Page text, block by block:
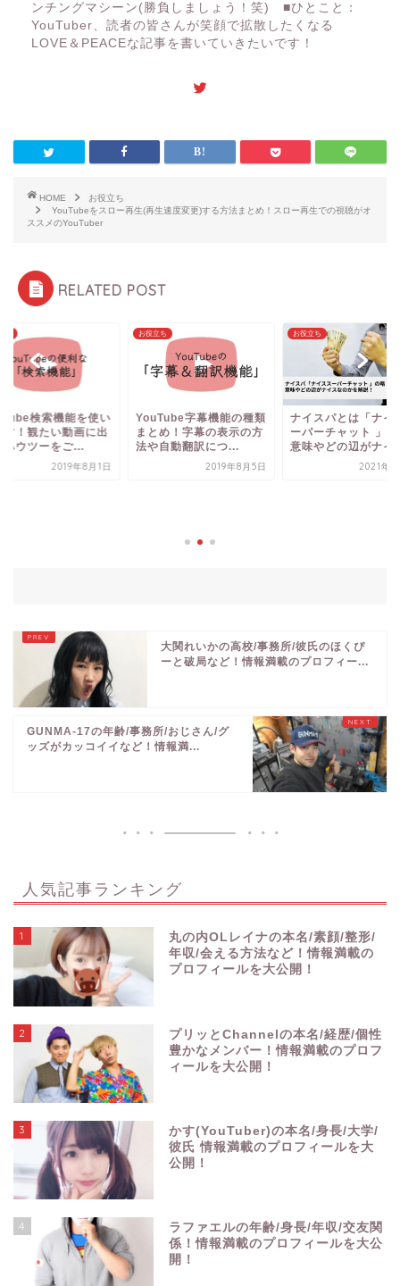
ンチングマシーン(勝負しましょう！笑) ■ひとこと：
YouTuber、読者の皆さんが笑顔で拡散したくなる
LOVE＆PEACEな記事を書いていきたいです！
HOME
お役立ち
YouTubeをスロー再生(再生速度変更)する方法まとめ！スロー再生での視聴がオ
ススメのYouTuber
RELATED POST
字幕機能の種類
め！字幕の表示の方
自動翻訳につ...
2019年8月5日
お役立ち
ナイスパとは「ナイスス
ーパーチャット 」の略！
意味やどの辺がナイス...
2021年6月9日
お役立ち
大関れいかの高校/事務所/彼氏のほくぴ
ーと破局など！情報満載のプロフィー...
GUNMA-17の年齢/事務所/おじさん/グ
ッズがカッコイイなど！情報満...
人気記事ランキング
1
丸の内OLレイナの本名/素顔/整形/
年収/会える方法など！情報満載の
プロフィールを大公開！
2
プリッとChannelの本名/経歴/個性
豊かなメンバー！情報満載のプロフ
ィールを大公開！
3
かす(YouTuber)の本名/身長/大学/
彼氏 情報満載のプロフィールを大
公開！
4
ラファエルの年齢/身長/年収/交友関
係！情報満載のプロフィールを大公
開！